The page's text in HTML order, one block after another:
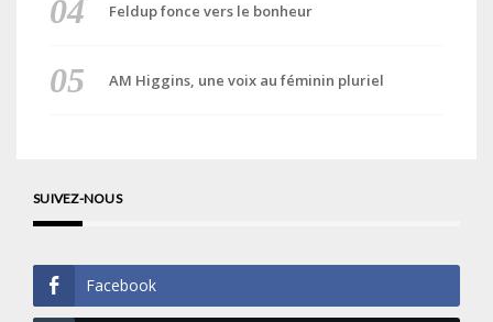
Feldup fonce vers le bonheur
AM Higgins, une voix au féminin pluriel
SUIVEZ-NOUS
Facebook